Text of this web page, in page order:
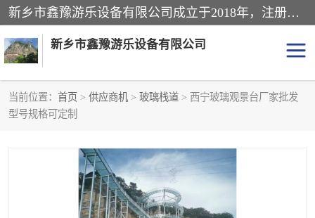
新乡市鑫豫游乐设备有限公司成立于2018年，注册地位于河南省。经营范围包括游乐设备、滑索、滑道、空中自行车、吊桥、拓展器材、攀岩器材、趣桥、悬崖秋千、网红桥、儿童乐园设备、水上乐园设备、丛林穿越设备、音乐呐喊设备、轨道滑车、栈道、玻璃滑道、观景平台、景观包装的设计、制造、销售、安装、维修，景区策划服务。
新乡市鑫豫游乐设备有限公司
当前位置： 首页 > 供应商机 > 玻璃栈道 > 西宁玻璃观景台厂家批发
型号规格可定制
游乐设备
儿童乐园设备
水上乐园设备